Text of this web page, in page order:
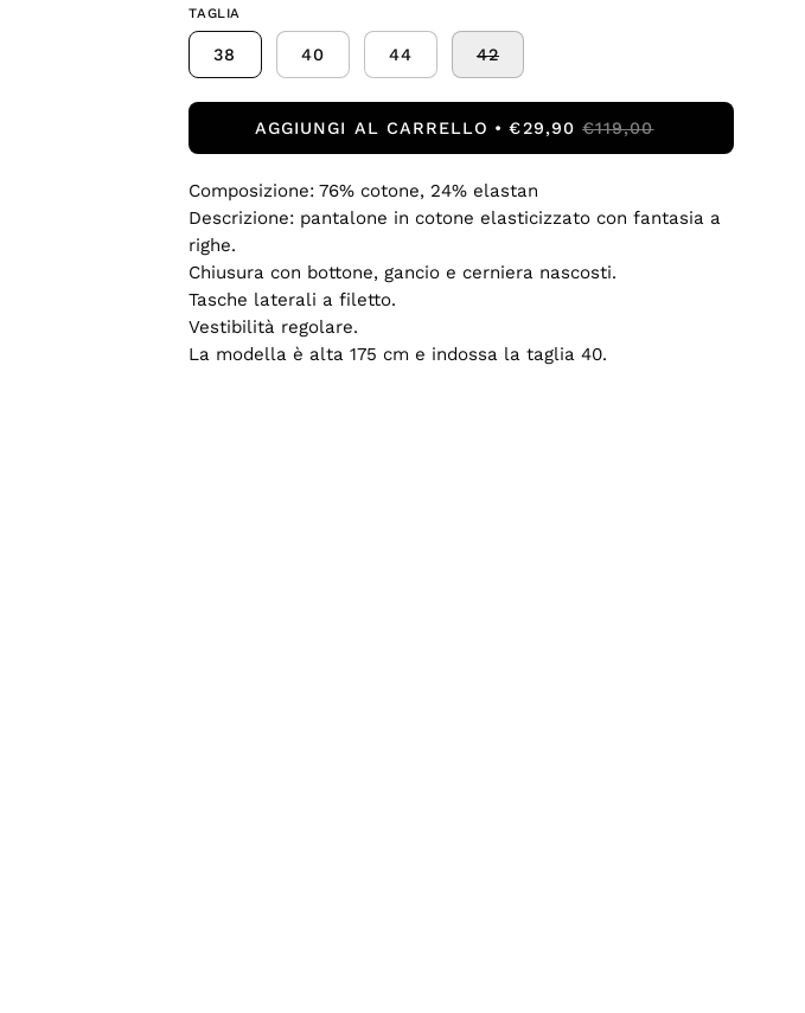
TAGLIA
38 40 44 42
AGGIUNGI AL CARRELLO €29,90 €119,00
Composizione: 76% cotone, 24% elastan
Descrizione: pantalone in cotone elasticizzato con fantasia a
righe.
Chiusura con bottone, gancio e cerniera nascosti.
Tasche laterali a filetto.
Vestibilità regolare.
La modella è alta 175 cm e indossa la taglia 40.